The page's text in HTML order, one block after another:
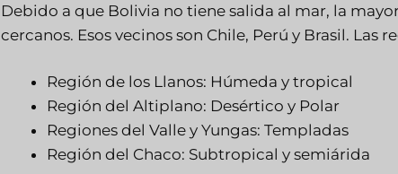
Debido a que Bolivia no tiene salida al mar, la
cercanos. Esos vecinos son Chile, Perú y Brasil.
Región de los Llanos: Húmeda y tropical
Región del Altiplano: Desértico y Polar
Regiones del Valle y Yungas: Templadas
Región del Chaco: Subtropical y semiárida